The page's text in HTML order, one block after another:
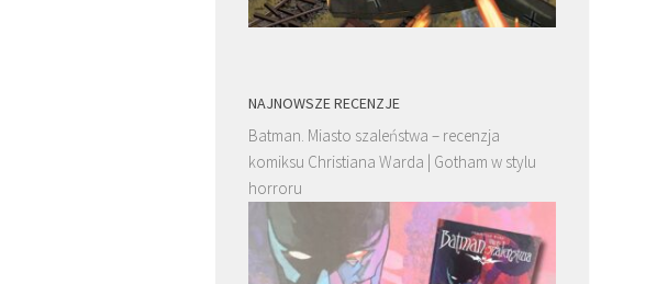
NAJNOWSZE RECENZJE
Batman. Miasto szaleństwa – recenzja
komiksu Christiana Warda | Gotham w stylu
horroru